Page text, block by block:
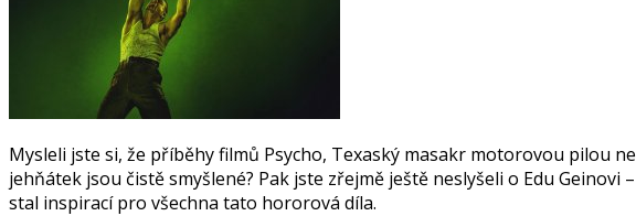
Mysleli jste si, že příběhy filmů Psycho, Texaský masakr motorovou pilou
jehňátek jsou čistě smyšlené? Pak jste zřejmě ještě neslyšeli o Edu Geinovi
stal inspirací pro všechna tato hororová díla.